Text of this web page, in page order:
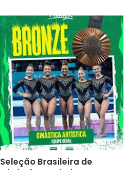
Seleção Brasileira de